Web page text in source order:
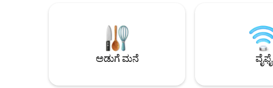
ಆರಾಮದಾಯಕ ಮತ್ತು ಶಾಂತಿಯುತ ಅಲಾಚಾಟಿ
ರಜೆಯನ್ನು ಒದಗಿಸುತ್ತದೆ. ☀️🏡🌴
ನಿಮಿಷಗಳ
ಗರಿಷ್ಠ 2
ಪಾರ್ಕಿಂಗ್
ಅಡುಗೆ ಮನೆ ವೈಫೈ